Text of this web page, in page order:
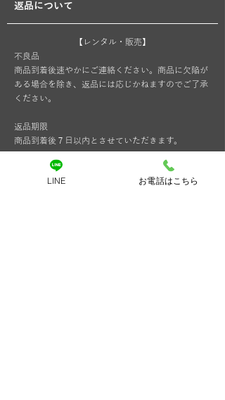
返品について
【レンタル・販売】
不良品
商品到着後速やかにご連絡ください。商品に欠陥が
ある場合を除き、返品には応じかねますのでご了承
ください。
返品期限
商品到着後７日以内とさせていただきます。
お客様都合による返品につきましてはお客様のご負
LINE お電話はこちら